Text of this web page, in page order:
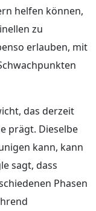
helfen können,
zu
erlauben, mit
das derzeit
prägt. Dieselbe
kann, kann
sagt, dass
Phasen